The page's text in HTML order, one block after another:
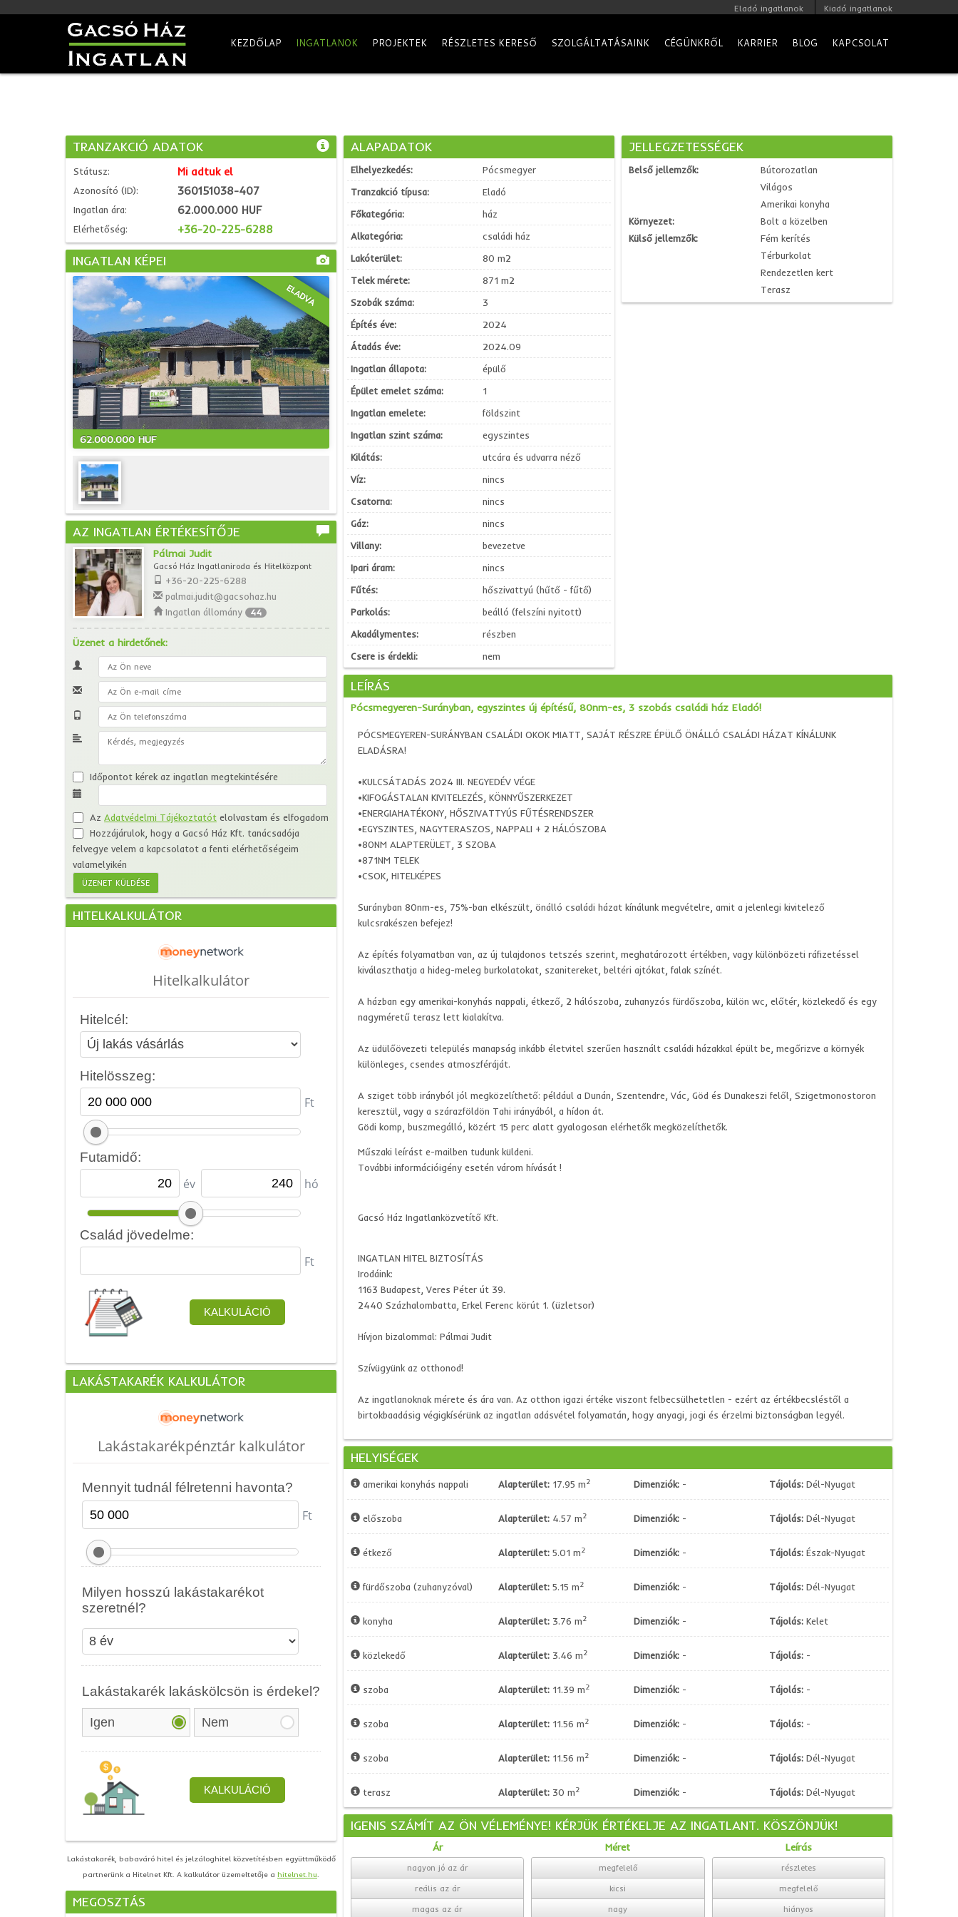
Eladó ingatlanok Kiadó ingatlanok
KEZDŐLAP INGATLANOK PROJEKTEK RÉSZLETES KERESŐ SZOLGÁLTATÁSAINK CÉGÜNKRŐL KARRIER BLOG KAPCSOLAT
TRANZAKCIÓ ADATOK
Státusz: Mi adtuk el
Azonosító (ID): 360151038-407
Ingatlan ára: 62.000.000 HUF
Elérhetőség: +36-20-225-6288
INGATLAN KÉPEI
ELADVA
62.000.000 HUF
AZ INGATLAN ÉRTÉKESÍTŐJE
Pálmai Judit
Gacsó Ház Ingatlaniroda és Hitelközpont
+36-20-225-6288
palmai.judit@gacsohaz.hu
Ingatlan állomány
44
Üzenet a hirdetőnek:
Időpontot kérek az ingatlan megtekintésére
Az Adatvédelmi Tájékoztatót elolvastam és elfogadom
Hozzájárulok, hogy a Gacsó Ház Kft. tanácsadója
felvegye velem a kapcsolatot a fenti elérhetőségeim
valamelyikén
HITELKALKULÁTOR
LAKÁSTAKARÉK KALKULÁTOR
Lakástakarék, babaváró hitel és jelzáloghitel közvetítésben együttműködő
partnerünk a Hitelnet Kft. A kalkulátor üzemeltetője a hitelnet.hu.
MEGOSZTÁS
ALAPADATOK
Elhelyezkedés:
Pócsmegyer
Tranzakció típusa:
Eladó
Főkategória:
ház
Alkategória:
családi ház
Lakóterület:
80 m2
Telek mérete:
871 m2
Szobák száma:
3
Építés éve:
2024
Átadás éve:
2024.09
Ingatlan állapota:
épülő
Épület emelet száma:
1
Ingatlan emelete:
földszint
Ingatlan szint száma:
egyszintes
Kilátás:
utcára és udvarra néző
Víz:
nincs
Csatorna:
nincs
Gáz:
nincs
Villany:
bevezetve
Ipari áram:
nincs
Fűtés:
hőszivattyú (hűtő - fűtő)
Parkolás:
beálló (felszíni nyitott)
Akadálymentes:
részben
Csere is érdekli:
nem
JELLEGZETESSÉGEK
Belső jellemzők:
Bútorozatlan
Világos
Amerikai konyha
Környezet:
Bolt a közelben
Külső jellemzők:
Fém kerítés
Térburkolat
Rendezetlen kert
Terasz
LEÍRÁS
Pócsmegyeren-Surányban, egyszintes új építésű, 80nm-es, 3 szobás családi ház Eladó!
PÓCSMEGYEREN-SURÁNYBAN CSALÁDI OKOK MIATT, SAJÁT RÉSZRE ÉPÜLŐ ÖNÁLLÓ CSALÁDI HÁZAT KÍNÁLUNK
ELADÁSRA!
•KULCSÁTADÁS 2024 III. NEGYEDÉV VÉGE
•KIFOGÁSTALAN KIVITELEZÉS, KÖNNYŰSZERKEZET
•ENERGIAHATÉKONY, HŐSZIVATTYÚS FŰTÉSRENDSZER
•EGYSZINTES, NAGYTERASZOS, NAPPALI + 2 HÁLÓSZOBA
•80NM ALAPTERÜLET, 3 SZOBA
•871NM TELEK
•CSOK, HITELKÉPES
Surányban 80nm-es, 75%-ban elkészült, önálló családi házat kínálunk megvételre, amit a jelenlegi kivitelező
kulcsrakészen befejez!
Az építés folyamatban van, az új tulajdonos tetszés szerint, meghatározott értékben, vagy különbözeti ráfizetéssel
kiválaszthatja a hideg-meleg burkolatokat, szanitereket, beltéri ajtókat, falak színét.
A házban egy amerikai-konyhás nappali, étkező, 2 hálószoba, zuhanyzós fürdőszoba, külön wc, előtér, közlekedő és egy
nagyméretű terasz lett kialakítva.
Az üdülőövezeti település manapság inkább életvitel szerűen használt családi házakkal épült be, megőrizve a környék
különleges, csendes atmoszféráját.
A sziget több irányból jól megközelíthető: például a Dunán, Szentendre, Vác, Göd és Dunakeszi felől, Szigetmonostoron
keresztül, vagy a szárazföldön Tahi irányából, a hídon át.
Gödi komp, buszmegálló, közért 15 perc alatt gyalogosan elérhetők megközelíthetők.
Műszaki leírást e-mailben tudunk küldeni.
További információigény esetén várom hívását !
Gacsó Ház Ingatlanközvetítő Kft.
INGATLAN HITEL BIZTOSÍTÁS
Irodáink:
1163 Budapest, Veres Péter út 39.
2440 Százhalombatta, Erkel Ferenc körút 1. (üzletsor)
Hívjon bizalommal: Pálmai Judit
Szívügyünk az otthonod!
Az ingatlanoknak mérete és ára van. Az otthon igazi értéke viszont felbecsülhetetlen - ezért az értékbecsléstől a
birtokbaadásig végigkísérünk az ingatlan adásvétel folyamatán, hogy anyagi, jogi és érzelmi biztonságban legyél.
HELYISÉGEK
amerikai konyhás nappali Alapterület: 17.95 m2 Dimenziók: - Tájolás: Dél-Nyugat
előszoba Alapterület: 4.57 m2 Dimenziók: - Tájolás: Dél-Nyugat
étkező Alapterület: 5.01 m2 Dimenziók: - Tájolás: Észak-Nyugat
fürdőszoba (zuhanyzóval) Alapterület: 5.15 m2 Dimenziók: - Tájolás: Dél-Nyugat
konyha Alapterület: 3.76 m2 Dimenziók: - Tájolás: Kelet
közlekedő Alapterület: 3.46 m2 Dimenziók: - Tájolás: -
szoba Alapterület: 11.39 m2 Dimenziók: - Tájolás: -
szoba Alapterület: 11.56 m2 Dimenziók: - Tájolás: -
szoba Alapterület: 11.56 m2 Dimenziók: - Tájolás: Dél-Nyugat
terasz Alapterület: 30 m2 Dimenziók: - Tájolás: Dél-Nyugat
IGENIS SZÁMÍT AZ ÖN VÉLEMÉNYE! KÉRJÜK ÉRTÉKELJE AZ INGATLANT. KÖSZÖNJÜK!
Ár
nagyon jó az ár
reális az ár
magas az ár
Méret
megfelelő
kicsi
nagy
Leírás
részletes
megfelelő
hiányos